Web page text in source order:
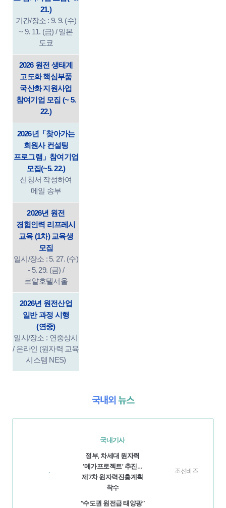
21.)
기간/장소 : 9. 9. (수)
~ 9. 11. (금) / 일본
도쿄
2026 원전 생태계
고도화 핵심부품
국산화 지원사업
참여기업 모집 (~ 5.
22.)
2026년「찾아가는
회원사 컨설팅
프로그램」참여기업
모집(~5. 22.)
신청서 작성하여
메일 송부
2026년 원전
경험인력 리프레시
교육 (1차) 교육생
모집
일시/장소 : 5. 27. (수)
- 5. 29. (금) /
로얄호텔서울
2026년 원전산업
일반 과정 시행
(연중)
일시/장소 : 연중상시
/ 온라인 (원자력 교육
시스템 NES)
국내외 뉴스
국내기사
·
정부, 차세대 원자력
‘메가프로젝트’ 추진…
제7차 원자력진흥계획
착수
조선비즈
“수도권 원전급 태양광”